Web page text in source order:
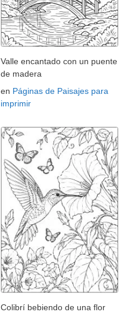
Valle encantado con un puente
de madera
en Páginas de Paisajes para
imprimir
Colibrí bebiendo de una flor